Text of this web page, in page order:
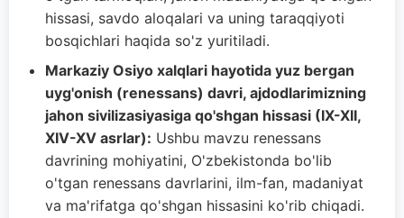
hissasi, savdo aloqalari va uning taraqqiyoti
bosqichlari haqida so'z yuritiladi.
Markaziy Osiyo xalqlari hayotida yuz bergan
uyg'onish (renessans) davri, ajdodlarimizning
jahon sivilizasiyasiga qo'shgan hissasi (IX-XII,
XIV-XV asrlar): Ushbu mavzu renessans
davrining mohiyatini, O'zbekistonda bo'lib
o'tgan renessans davrlarini, ilm-fan, madaniyat
va ma'rifatga qo'shgan hissasini ko'rib chiqadi.